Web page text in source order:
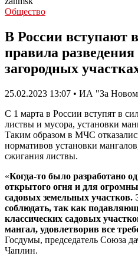
Общество
В России вступают
правила разведения
загородных
25.02.2023 13:07 • ИА "За
С 1 марта в России вступят в
листвы и мусора, установки
Таким образом в МЧС
нормативов установки
сжигания листвы.
«Когда-то было разработано
открытого огня и для
садовых земельных
соблюдать, так как
классических садовых
мангал, удовлетворив все
Госдумы, председатель Союза
Чаплин.